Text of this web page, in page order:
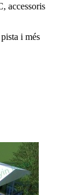
accessoris
i més